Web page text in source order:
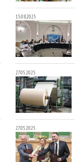
15.08.2025
27.05.2025
27.05.2025